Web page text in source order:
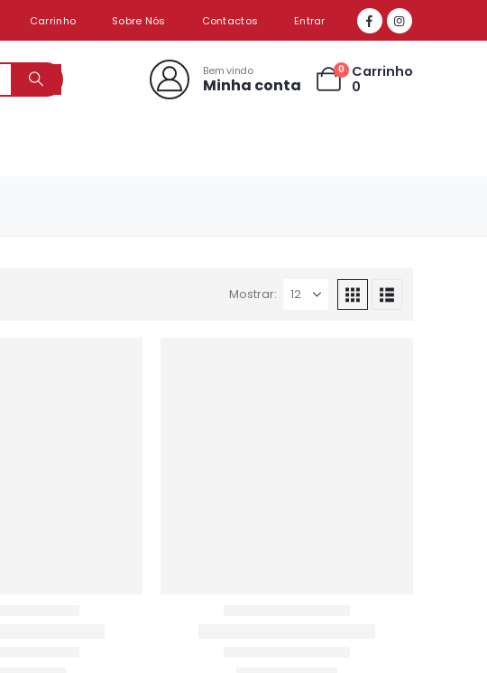
Carrinho Sobre Nós Contactos Entrar
Bem vindo
Minha conta
0
Carrinho
0
Mostrar: